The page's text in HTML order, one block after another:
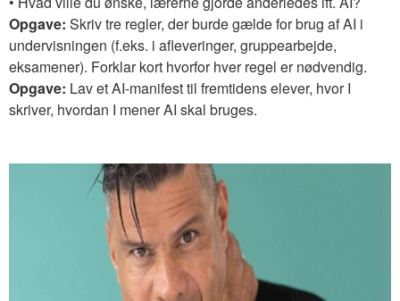
Opgave: Skriv tre regler, der burde gælde for brug af AI i
undervisningen (f.eks. i afleveringer, gruppearbejde,
eksamener). Forklar kort hvorfor hver regel er nødvendig.
Opgave: Lav et AI-manifest til fremtidens elever, hvor I
skriver, hvordan I mener AI skal bruges.